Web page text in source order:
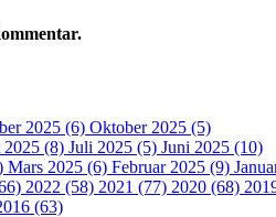
2025 (6) Oktober 2025 (5)
2025 (8) Juli 2025 (5) Juni 2025 (10)
Mars 2025 (6) Februar 2025 (9)
2022 (58) 2021 (77) 2020 (68)
(63)